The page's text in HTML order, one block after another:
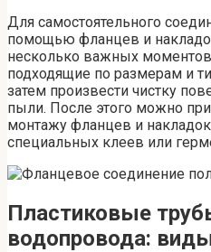
Для самостоятельного
помощью фланцев и
несколько важных
подходящие по размерам и
затем произвести чистку
пыли. После этого можно
монтажу фланцев и
специальных клеев или
Пластиковые
водопровода: